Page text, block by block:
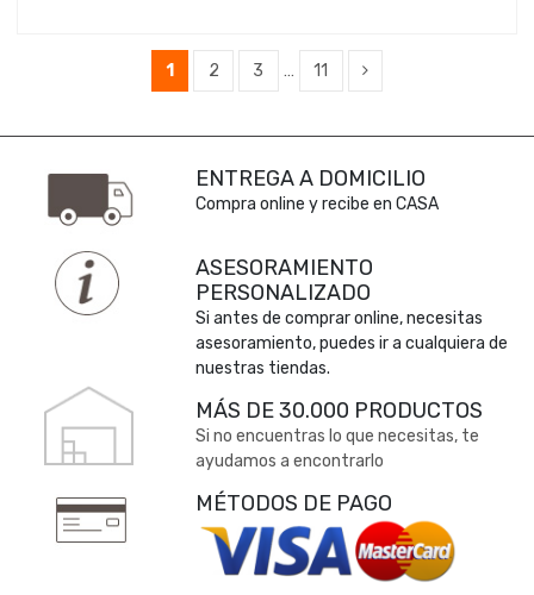
1 2 3 … 11
ENTREGA A DOMICILIO
Compra online y recibe en CASA
ASESORAMIENTO
PERSONALIZADO
Si antes de comprar online, necesitas
asesoramiento, puedes ir a cualquiera de
nuestras tiendas.
MÁS DE 30.000 PRODUCTOS
Si no encuentras lo que necesitas, te
ayudamos a encontrarlo
MÉTODOS DE PAGO